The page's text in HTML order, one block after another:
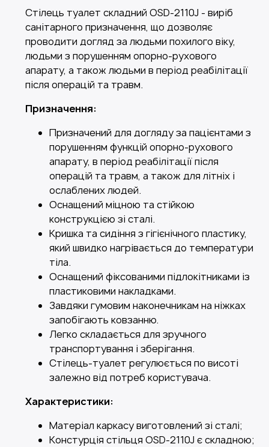
Стілець туалет складний OSD-2110J - виріб
санітарного призначення, що дозволяє
проводити догляд за людьми похилого віку,
людьми з порушенням опорно-рухового
апарату, а також людьми в період реабілітації
після операцій та травм.
Призначення:
Призначений для догляду за пацієнтами з
порушенням функцій опорно-рухового
апарату, в період реабілітації після
операцій та травм, а також для літніх і
ослаблених людей.
Оснащений міцною та стійкою
конструкцією зі сталі.
Кришка та сидіння з гігієнічного пластику,
який швидко нагрівається до температури
тіла.
Оснащений фіксованими підлокітниками із
пластиковими накладками.
Завдяки гумовим наконечникам на ніжках
запобігають ковзанню.
Легко складається для зручного
транспортування і зберігання.
Стілець-туалет регулюється по висоті
залежно від потреб користувача.
Характеристики:
Матеріал каркасу виготовлений зі сталі;
Констурція стільця OSD-2110J є складною;